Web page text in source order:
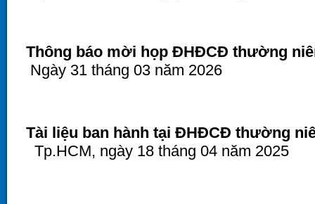
Thông báo mời họp ĐHĐCĐ thường
Ngày 31 tháng 03 năm 2026
Tài liệu ban hành tại ĐHĐCĐ thường
Tp.HCM, ngày 18 tháng 04 năm 2025